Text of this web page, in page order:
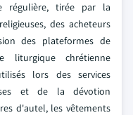
régulière, tirée par la
des acheteurs
des plateformes de
liturgique chrétienne
lors des services
et de la dévotion
d'autel, les vêtements